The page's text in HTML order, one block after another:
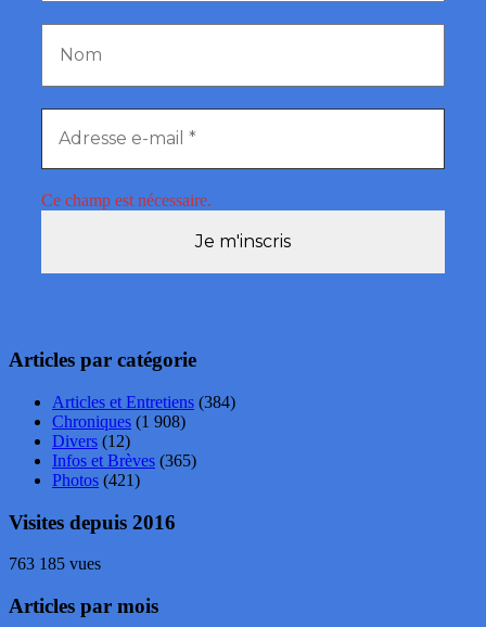
Ce champ est nécessaire.
Articles par catégorie
Articles et Entretiens (384)
Chroniques (1 908)
Divers (12)
Infos et Brèves (365)
Photos (421)
Visites depuis 2016
763 185 vues
Articles par mois